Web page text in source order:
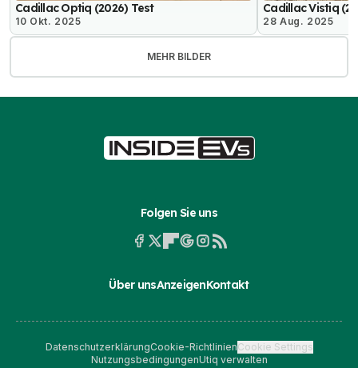
Cadillac Optiq (2026) Test
10 Okt. 2025
Cadillac Vistiq
28 Aug. 2025
MEHR BILDER
Folgen Sie uns
Über unsAnzeigenKontakt
DatenschutzerklärungCookie-RichtlinienCookie Settings
NutzungsbedingungenUtiq verwalten